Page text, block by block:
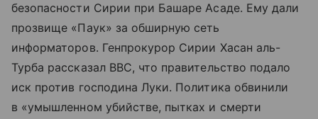
безопасности Сирии при Башаре Асаде. Ему дали
прозвище «Паук» за обширную сеть
информаторов. Генпрокурор Сирии Хасан аль-
Турба рассказал BBC, что правительство подало
иск против господина Луки. Политика обвинили
в «умышленном убийстве, пытках и смерти